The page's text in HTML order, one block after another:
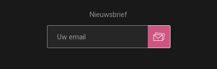
Nieuwsbrief